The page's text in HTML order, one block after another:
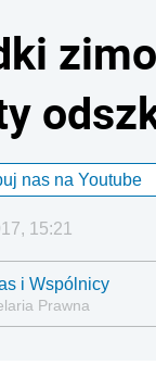
nas na Youtube
15:21
i Wspólnicy
Prawna